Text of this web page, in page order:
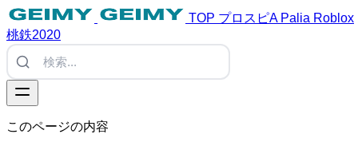
TOP プロスピA Palia Roblox
桃鉄2020
このページの内容